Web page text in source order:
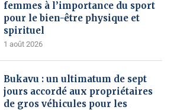
femmes à l’importance du sport
pour le bien-être physique et
spirituel
1 août 2026
Bukavu : un ultimatum de sept
jours accordé aux propriétaires
de gros véhicules pour les